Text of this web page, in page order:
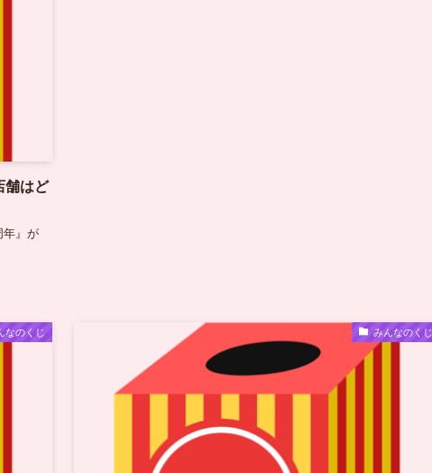
舗はど
年』が
なのくじ みんなのくじ